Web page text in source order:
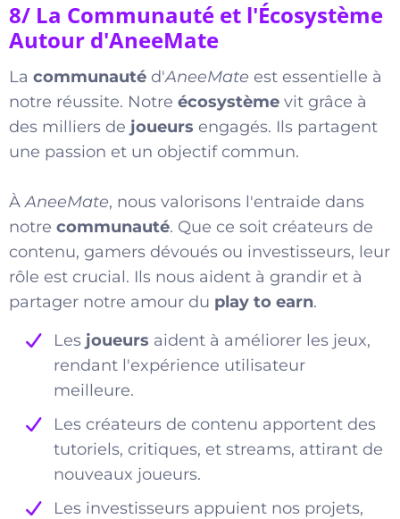
8/ La Communauté et l'Écosystème
Autour d'AneeMate
La communauté d'AneeMate est essentielle à
notre réussite. Notre écosystème vit grâce à
des milliers de joueurs engagés. Ils partagent
une passion et un objectif commun.
ÀAneeMate, nous valorisons l'entraide dans
notre communauté. Que ce soit créateurs de
contenu, gamers dévoués ou investisseurs, leur
rôle est crucial. Ils nous aident à grandir et à
partager notre amour du play to earn.
Les joueurs aident à améliorer les jeux,
rendant l'expérience utilisateur
meilleure.
Les créateurs de contenu apportent des
tutoriels, critiques, et streams, attirant de
nouveaux joueurs.
Les investisseurs appuient nos projets,